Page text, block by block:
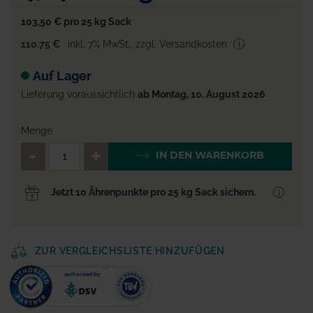
103,50 € pro 25 kg Sack
110,75 €
inkl. 7% MwSt. zzgl. Versandkosten
Auf Lager
Lieferung voraussichtlich ab Montag, 10. August 2026
Menge
QTY_CONTROL_DECREASE
IN DEN WARENKORB
Jetzt 10 Ährenpunkte pro 25 kg Sack sichern.
ZUR VERGLEICHSLISTE HINZUFÜGEN